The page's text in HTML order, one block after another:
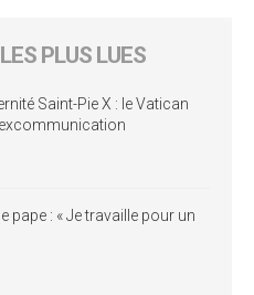
PLUS LUES
Saint-Pie X : le Vatican
pape : « Je travaille pour un